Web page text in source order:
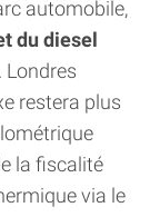
automobile,
du diesel
. Londres
restera plus
la fiscalité
via le